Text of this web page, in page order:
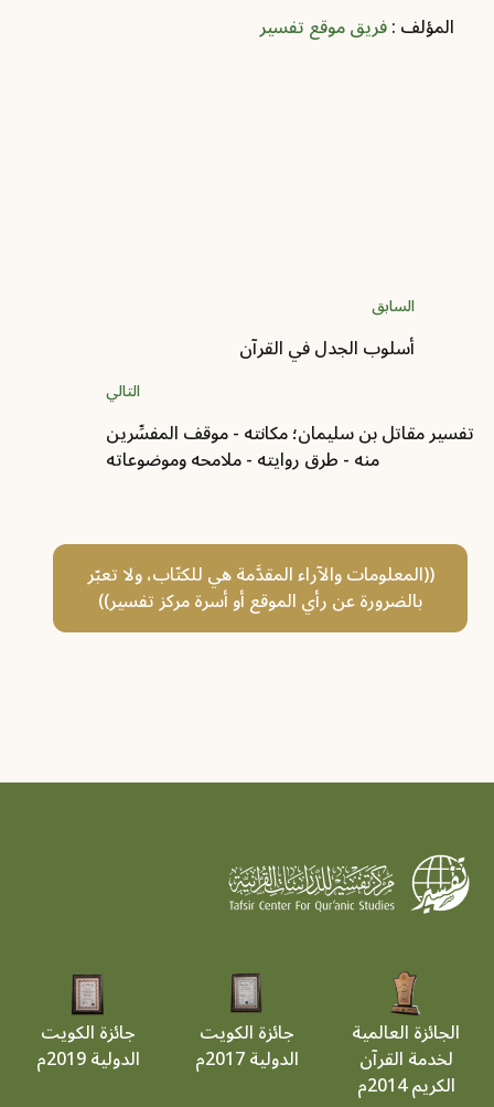
السابق
أسلوب الجدل في القرآن
التالي
تفسير مقاتل بن سليمان؛ مكانته - موقف المفسِّرين
منه - طرق روايته - ملامحه وموضوعاته
((المعلومات والآراء المقدَّمة هي للكتّاب، ولا تعبّر
بالضرورة عن رأي الموقع أو أسرة مركز تفسير))
الجائزة العالمية
لخدمة القرآن
الكريم 2014م
جائزة الكويت
الدولية 2017م
جائزة الكويت
الدولية 2019م